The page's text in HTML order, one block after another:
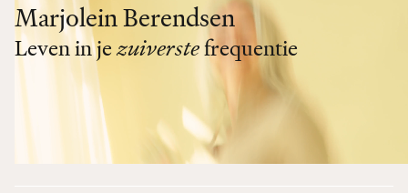
Marjolein Berendsen
Leven in jezuiverstefrequentie